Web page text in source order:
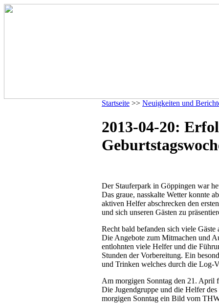
Startseite >> Neuigkeiten und
2013-04-20:
Der Stauferpark in Göppingen war
Das graue, nasskalte Wetter konnte
aktiven Helfer abschrecken den
und sich unseren Gästen zu
Recht bald befanden sich viele
Die Angebote zum Mitmachen und
entlohnten viele Helfer und die
Stunden der Vorbereitung. Ein
und Trinken welches durch die Log-
Am morgigen Sonntag den 21. April
Die Jugendgruppe und die Helfer
morgigen Sonntag ein Bild vom